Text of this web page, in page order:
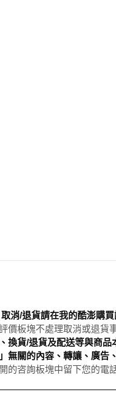
取消/退貨請在我的酷澎購
價板塊不處理取消或退貨
換貨/退貨及配送等與商
」無關的內容、轉讓、廣
的咨詢板塊中留下您的電